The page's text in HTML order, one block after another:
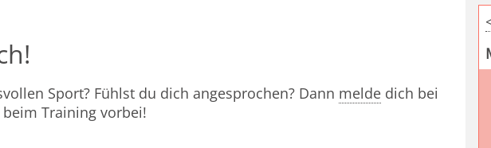
Sport? Fühlst du dich angesprochen? Dann melde dich bei
Training vorbei!